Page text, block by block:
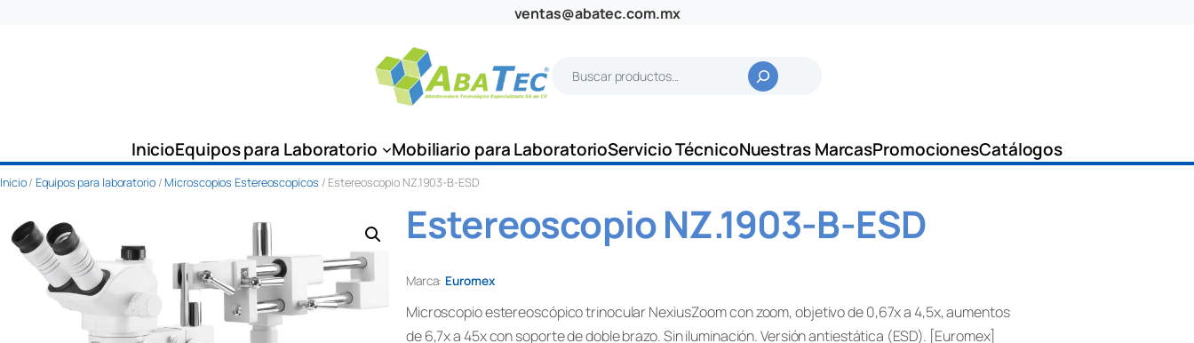
ventas@abatec.com.mx
c
a
InicioEquipos para Laboratorio Mobiliario para LaboratorioServicio TécnicoNuestras MarcasPromocionesCatálogos
Inicio/Equipos para laboratorio/Microscopios Estereoscopicos / Estereoscopio NZ.1903-B-ESD
Estereoscopio NZ.1903-B-ESD
Marca: Euromex
Microscopio estereoscópico trinocular NexiusZoom con zoom, objetivo de 0,67x a 4,5x, aumentos
de 6,7x a 45x con soporte de doble brazo. Sin iluminación. Versión antiestática (ESD). [Euromex]